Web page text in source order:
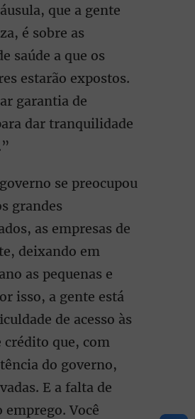
que a gente
é sobre as
saúde a que os
estarão expostos.
garantia de
dar tranquilidade
se preocupou
grandes
as empresas de
deixando em
as pequenas e
isso, a gente está
de acesso às
crédito que, com
do governo,
E a falta de
emprego. Você